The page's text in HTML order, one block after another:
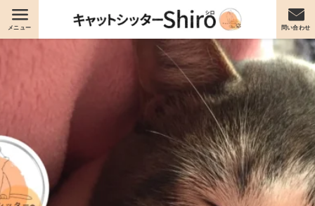
問い合わせ
メニュー